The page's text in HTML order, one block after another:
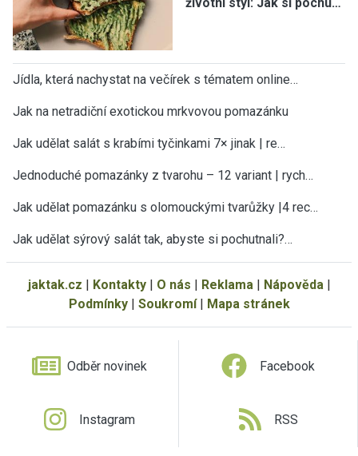
Jídla, která nachystat na večírek s tématem online…
Jak na netradiční exotickou mrkvovou pomazánku
Jak udělat salát s krabími tyčinkami 7× jinak | re…
Jednoduché pomazánky z tvarohu – 12 variant | rych…
Jak udělat pomazánku s olomouckými tvarůžky |4 rec…
Jak udělat sýrový salát tak, abyste si pochutnali?…
jaktak.cz | Kontakty| O nás | Reklama| Nápověda|
Podmínky| Soukromí| Mapa stránek
Odběr novinek Facebook
Instagram RSS